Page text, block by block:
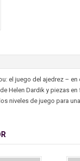
el juego del ajedrez –
Helen Dardik y piezas en
niveles de juego para